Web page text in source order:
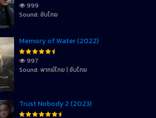
999
Sound: ซับไทย
Memory of Water (2022)
997
Sound: พากย์ไทย | ซับไทย
Trust Nobody 2 (2023)